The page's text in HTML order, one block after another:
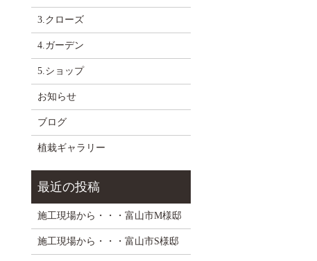
3.クローズ
4.ガーデン
5.ショップ
お知らせ
ブログ
植栽ギャラリー
施工現場から・・・富山市M様邸
施工現場から・・・富山市S様邸